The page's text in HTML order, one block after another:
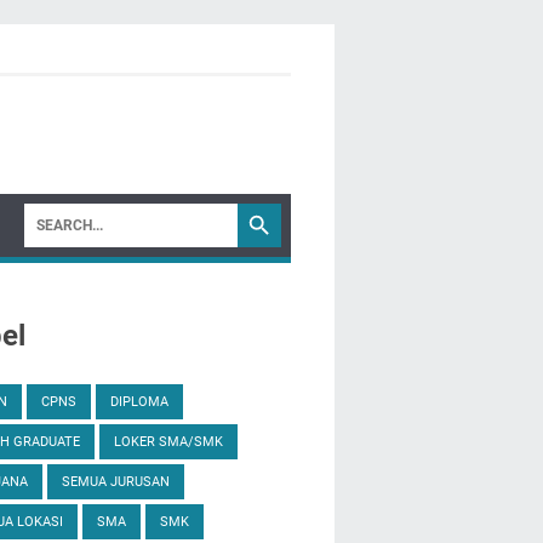
CPNS DIPLOMA
GRADUATE LOKER SMA/SMK
SEMUA JURUSAN
LOKASI SMA SMK